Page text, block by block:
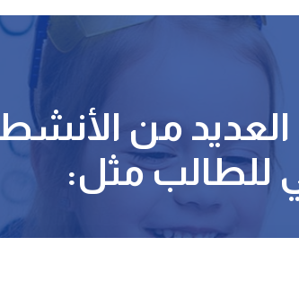
العديد من
للطالب مثل: